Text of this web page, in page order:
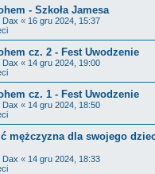
- Szkoła Jamesa
Dax « 16 gru 2024, 15:37
cz. 2 - Fest Uwodzenie
Dax « 14 gru 2024, 19:00
cz. 1 - Fest Uwodzenie
Dax « 14 gru 2024, 18:50
mężczyzna dla swojego
Dax « 14 gru 2024, 18:33